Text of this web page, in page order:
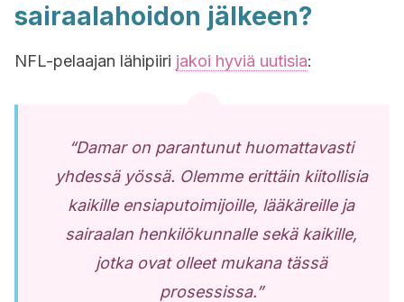
sairaalahoidon jälkeen?
NFL-pelaajan lähipiiri jakoi hyviä uutisia:
“Damar on parantunut huomattavasti
yhdessä yössä. Olemme erittäin kiitollisia
kaikille ensiaputoimijoille, lääkäreille ja
sairaalan henkilökunnalle sekä kaikille,
jotka ovat olleet mukana tässä
prosessissa.”